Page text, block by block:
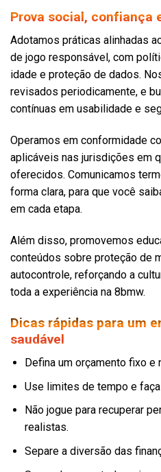
Prova social, confiança
Adotamos práticas alinhadas
de jogo responsável, com
idade e proteção de dados.
revisados periodicamente, e
contínuas em usabilidade e
Operamos em conformidade
aplicáveis nas jurisdições em
oferecidos. Comunicamos
forma clara, para que você
em cada etapa.
Além disso, promovemos
conteúdos sobre proteção de
autocontrole, reforçando a
toda a experiência na 8bmw.
Dicas rápidas para um
saudável
Defina um orçamento fixo e
Use limites de tempo e
Não jogue para recuperar
realistas.
Separe a diversão das